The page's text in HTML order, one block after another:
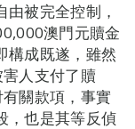
被完全控制，
澳門元贖金
構成既遂，雖然
人支付了贖
關款項，事實
，也是其等反偵